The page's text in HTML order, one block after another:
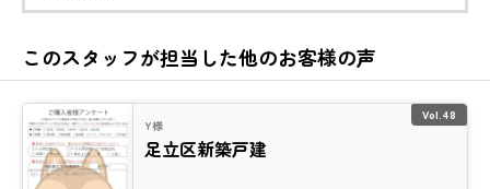
このスタッフが担当した他のお客様の声
Vol.48
Y様
足立区新築戸建